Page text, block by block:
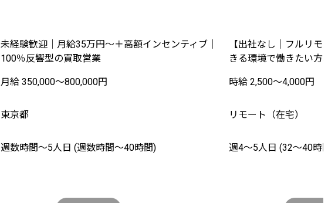
未経験歓迎｜月給35万円〜＋高額インセンティブ｜
100％反響型の買取営業
月給 350,000〜800,000円
東京都
週数時間〜5人日 (週数時間〜40時間)
【出社なし｜フルリ
きる環境で働きたい方
時給 2,500〜4,000円
リモート（在宅）
週4〜5人日 (32〜40時